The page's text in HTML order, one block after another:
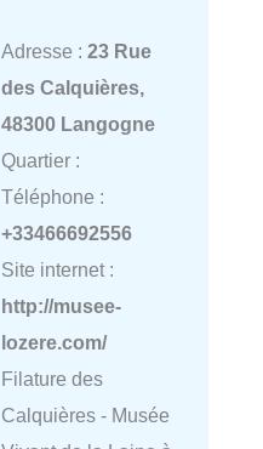
Adresse : 23 Rue
des Calquières,
48300 Langogne
Quartier :
Téléphone :
+33466692556
Site internet :
http://musee-
lozere.com/
Filature des
Calquières - Musée